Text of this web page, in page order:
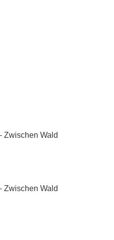
Zwischen Wald
Zwischen Wald